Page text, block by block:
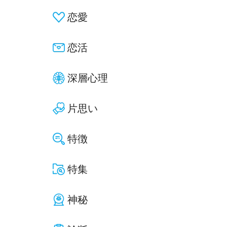
恋愛
恋活
深層心理
片思い
特徴
特集
神秘